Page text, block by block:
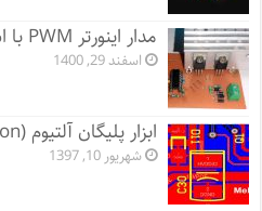
مدار اینورتر PWM با استفاده از TL494
اسفند 29, 1400
ابزار پلیگان آلتیوم (Polygon) در طراحی PCB
شهریور 10, 1397